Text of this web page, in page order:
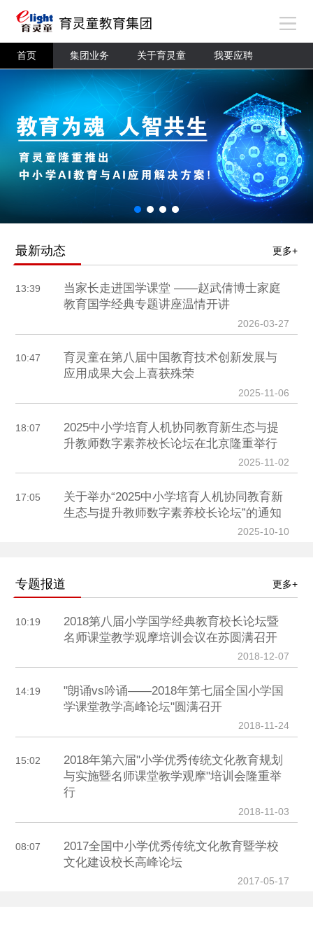
首页 集团业务 关于育灵童 我要应聘
最新动态 更多+
13:39
当家长走进国学课堂 ——赵武倩博士家庭
教育国学经典专题讲座温情开讲
2026-03-27
10:47
育灵童在第八届中国教育技术创新发展与
应用成果大会上喜获殊荣
2025-11-06
18:07
2025中小学培育人机协同教育新生态与提
升教师数字素养校长论坛在北京隆重举行
2025-11-02
17:05
关于举办“2025中小学培育人机协同教育新
生态与提升教师数字素养校长论坛”的通知
2025-10-10
专题报道 更多+
10:19
2018第八届小学国学经典教育校长论坛暨
名师课堂教学观摩培训会议在苏圆满召开
2018-12-07
14:19
"朗诵vs吟诵——2018年第七届全国小学国
学课堂教学高峰论坛"圆满召开
2018-11-24
15:02
2018年第六届"小学优秀传统文化教育规划
与实施暨名师课堂教学观摩"培训会隆重举
行
2018-11-03
08:07
2017全国中小学优秀传统文化教育暨学校
文化建设校长高峰论坛
2017-05-17